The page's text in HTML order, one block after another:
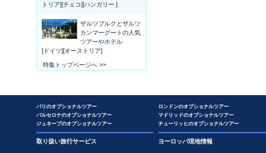
トリア][チェコ][ハンガリー ]
ザルツブルクとザルツ
カンマーグートの人気
ツアーやホテル
[ドイツ][オーストリア]
特集トップページへ
パリのオプショナルツアー
バルセロナのオプショナルツアー
ジュネーブのオプショナルツアー
ロンドンのオプショナルツアー
マドリッドのオプショナルツアー
チューリッヒのオプショナルツアー
取り扱い旅行サービス ヨーロッパ現地情報